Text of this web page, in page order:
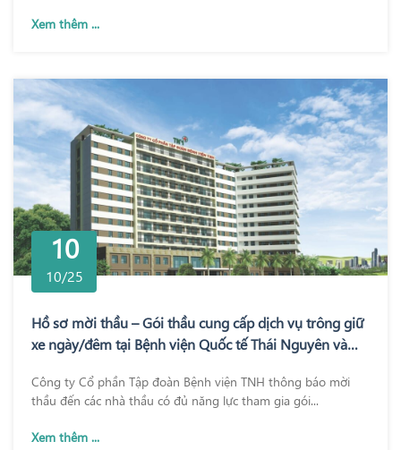
Xem thêm ...
10
10/25
Hồ sơ mời thầu – Gói thầu cung cấp dịch vụ trông giữ
xe ngày/đêm tại Bệnh viện Quốc tế Thái Nguyên và
Công ty Cổ phần Tập đoàn Bệnh viện TNH thông báo mời
thầu đến các nhà thầu có đủ năng lực tham gia gói...
Xem thêm ...